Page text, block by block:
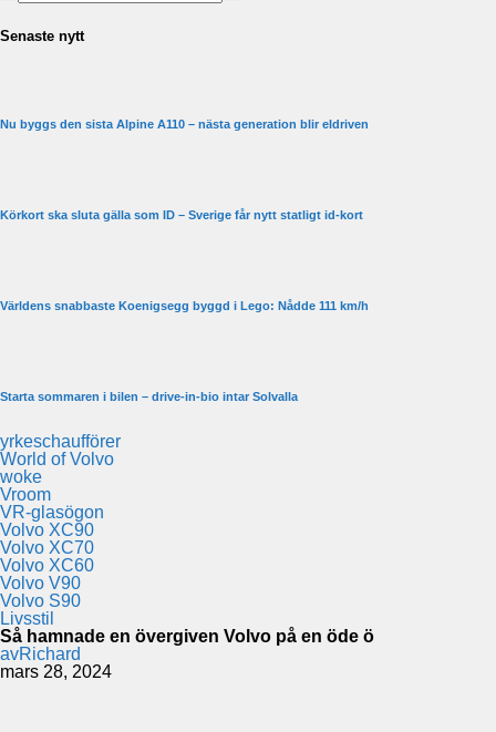
Senaste nytt
Nu byggs den sista Alpine A110 – nästa generation blir eldriven
Körkort ska sluta gälla som ID – Sverige får nytt statligt id-kort
Världens snabbaste Koenigsegg byggd i Lego: Nådde 111 km/h
Starta sommaren i bilen – drive-in-bio intar Solvalla
yrkeschaufförer
World of Volvo
woke
Vroom
VR-glasögon
Volvo XC90
Volvo XC70
Volvo XC60
Volvo V90
Volvo S90
Livsstil
Så hamnade en övergiven Volvo på en öde ö
avRichard
mars 28, 2024